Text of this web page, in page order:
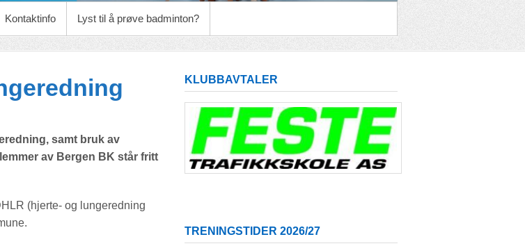
Kontaktinfo Lyst til å prøve badminton?
samt bruk av
av Bergen BK står fritt
(hjerte- og lungeredning
KLUBBAVTALER
TRENINGSTIDER 2026/27